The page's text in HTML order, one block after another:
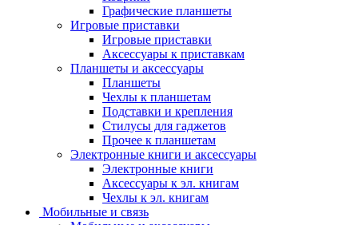
Графические планшеты
Игровые приставки
Игровые приставки
Аксессуары к приставкам
Планшеты и аксессуары
Планшеты
Чехлы к планшетам
Подставки и крепления
Стилусы для гаджетов
Прочее к планшетам
Электронные книги и аксессуары
Электронные книги
Аксессуары к эл. книгам
Чехлы к эл. книгам
Мобильные и связь